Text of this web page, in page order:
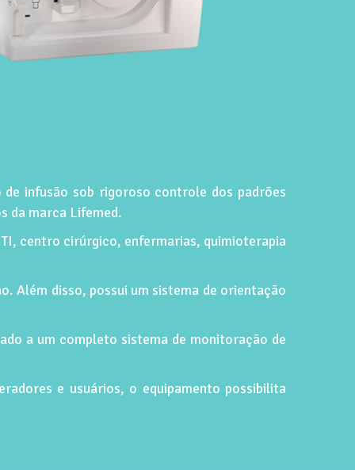
infusão sob rigoroso controle dos padrões
da marca Lifemed.
centro cirúrgico, enfermarias, quimioterapia
Além disso, possui um sistema de orientação
a um completo sistema de monitoração de
e usuários, o equipamento possibilita